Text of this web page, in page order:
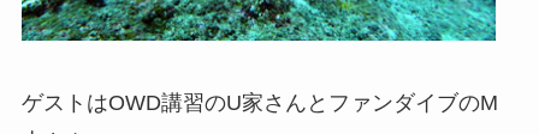
ゲストはOWD講習のU家さんとファンダイブのM